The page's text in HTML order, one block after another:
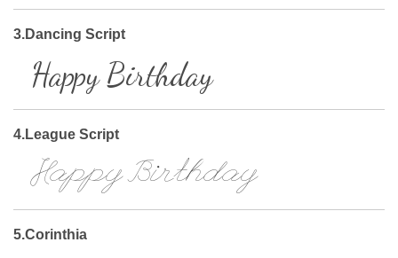
3.Dancing Script
Happy Birthday
4.League Script
Happy Birthday
5.Corinthia